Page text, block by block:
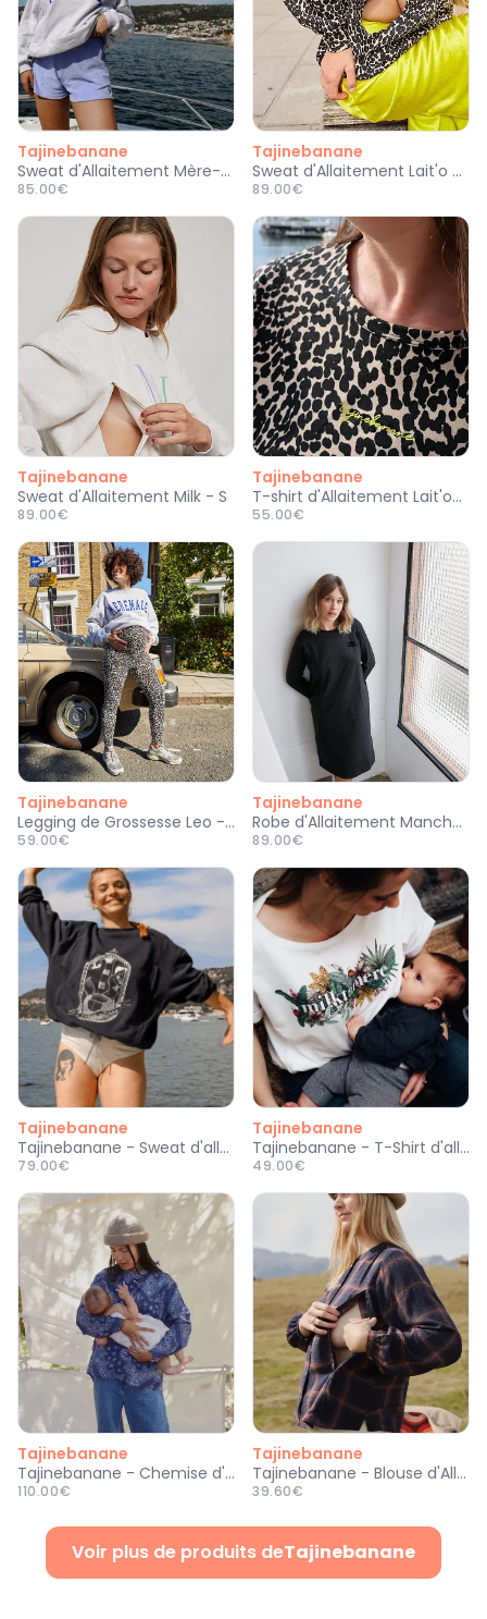
Tajinebanane
Sweat d'Allaitement Mère-made Gris - M
85.00€
Tajinebanane
Sweat d'Allaitement Lait'o - M
89.00€
Tajinebanane
Sweat d'Allaitement Milk - S
89.00€
Tajinebanane
T-shirt d'Allaitement Lait'opard - XS
55.00€
Tajinebanane
Legging de Grossesse Leo - XL/XXL
59.00€
Tajinebanane
Robe d'Allaitement Manches Longues La P'allaite Noir - XS
89.00€
Tajinebanane
Tajinebanane - Sweat d'allaitement Mère-made
79.00€
Tajinebanane
Tajinebanane - T-Shirt d'allaitement Milktamère
49.00€
Tajinebanane
Tajinebanane - Chemise d'Allaitement Bandana
110.00€
Tajinebanane
Tajinebanane - Blouse d'Allaitement Lait It Be
39.60€
Voir plus de produits deTajinebanane